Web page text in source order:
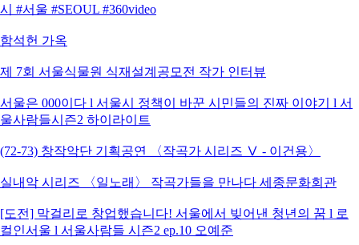
시 #서울 #SEOUL #360video
함석헌 가옥
제 7회 서울식물원 식재설계공모전 작가 인터뷰
서울은 000이다 l 서울시 정책이 바꾼 시민들의 진짜 이야기 l 서
울사람들시즌2 하이라이트
(72-73) 창작악단 기획공연 〈작곡가 시리즈 Ⅴ - 이건용〉
실내악 시리즈 〈일노래〉 작곡가들을 만나다 세종문화회관
[도전] 막걸리로 창업했습니다! 서울에서 빚어낸 청년의 꿈 l 로
컬인서울 l 서울사람들 시즌2 ep.10 오예준